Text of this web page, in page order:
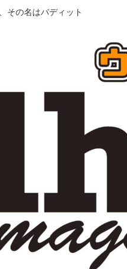
その名はバディット